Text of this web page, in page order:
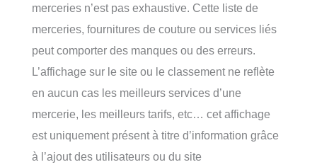
merceries n’est pas exhaustive. Cette liste de
merceries, fournitures de couture ou services liés
peut comporter des manques ou des erreurs.
L’affichage sur le site ou le classement ne reflète
en aucun cas les meilleurs services d’une
mercerie, les meilleurs tarifs, etc… cet affichage
est uniquement présent à titre d’information grâce
à l’ajout des utilisateurs ou du site